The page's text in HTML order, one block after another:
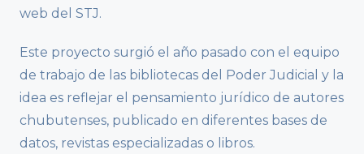
web del STJ.
Este proyecto surgió el año pasado con el equipo
de trabajo de las bibliotecas del Poder Judicial y la
idea es reflejar el pensamiento jurídico de autores
chubutenses, publicado en diferentes bases de
datos, revistas especializadas o libros.